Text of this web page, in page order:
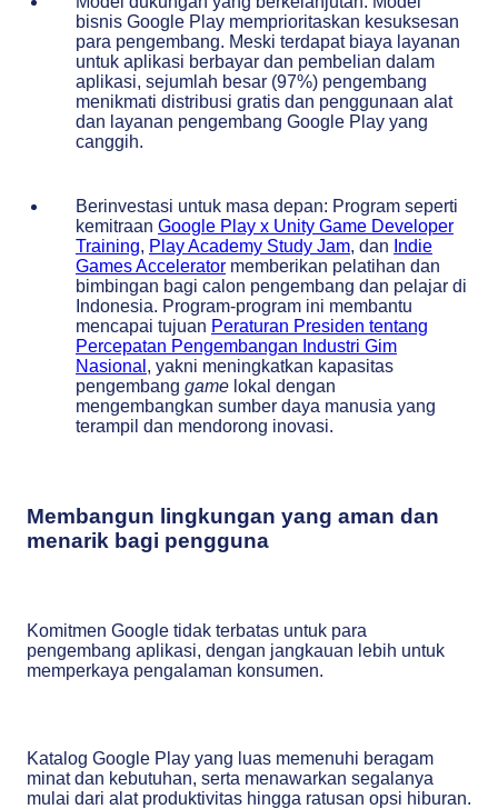
bisnis Google Play memprioritaskan kesuksesan
para pengembang. Meski terdapat biaya layanan
untuk aplikasi berbayar dan pembelian dalam
aplikasi, sejumlah besar (97%) pengembang
menikmati distribusi gratis dan penggunaan alat
dan layanan pengembang Google Play yang
canggih.
Berinvestasi untuk masa depan: Program seperti
kemitraan Google Play x Unity Game Developer
Training, Play Academy Study Jam, dan Indie
Games Accelerator memberikan pelatihan dan
bimbingan bagi calon pengembang dan pelajar di
Indonesia. Program-program ini membantu
mencapai tujuan Peraturan Presiden tentang
Percepatan Pengembangan Industri Gim
Nasional , yakni meningkatkan kapasitas
pengembang game lokal dengan
mengembangkan sumber daya manusia yang
terampil dan mendorong inovasi.
Membangun lingkungan yang aman dan
menarik bagi pengguna
Komitmen Google tidak terbatas untuk para
pengembang aplikasi, dengan jangkauan lebih untuk
memperkaya pengalaman konsumen.
Katalog Google Play yang luas memenuhi beragam
minat dan kebutuhan, serta menawarkan segalanya
mulai dari alat produktivitas hingga ratusan opsi hiburan.